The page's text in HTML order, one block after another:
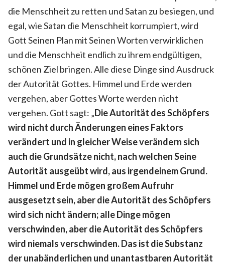
die Menschheit zu retten und Satan zu besiegen, und
egal, wie Satan die Menschheit korrumpiert, wird
Gott Seinen Plan mit Seinen Worten verwirklichen
und die Menschheit endlich zu ihrem endgültigen,
schönen Ziel bringen. Alle diese Dinge sind Ausdruck
der Autorität Gottes. Himmel und Erde werden
vergehen, aber Gottes Worte werden nicht
vergehen. Gott sagt: „Die Autorität des Schöpfers
wird nicht durch Änderungen eines Faktors
verändert und in gleicher Weise verändern sich
auch die Grundsätze nicht, nach welchen Seine
Autorität ausgeübt wird, aus irgendeinem Grund.
Himmel und Erde mögen großem Aufruhr
ausgesetzt sein, aber die Autorität des Schöpfers
wird sich nicht ändern; alle Dinge mögen
verschwinden, aber die Autorität des Schöpfers
wird niemals verschwinden. Das ist die Substanz
der unabänderlichen und unantastbaren Autorität